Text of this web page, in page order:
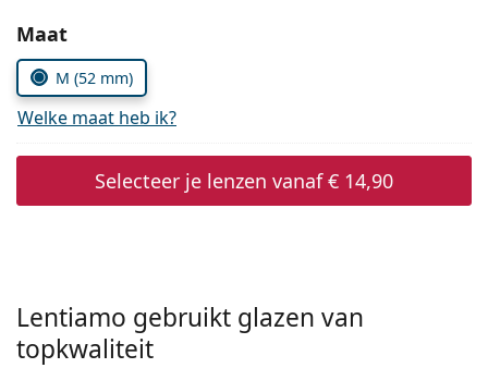
Prada
Alle merken
Kies parameters:
Maat
M (52 mm)
Welke maat heb ik?
Selecteer je lenzen vanaf€ 14,90
Lentiamo gebruikt glazen van
topkwaliteit